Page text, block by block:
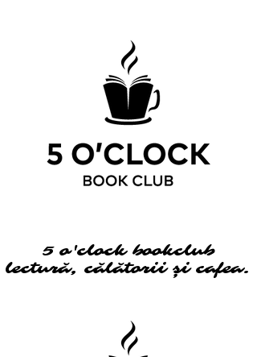
5 o'clock bookclub
lectură, călătorii și cafea.
5 o'clock bookclub
lectură, călătorii și cafea.